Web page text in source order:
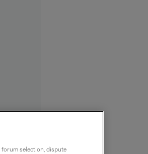
selection, dispute